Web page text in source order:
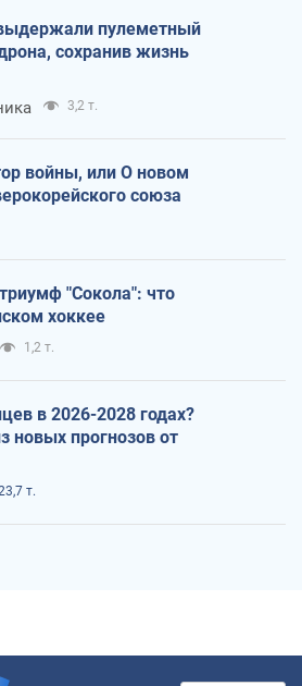
пулеметный
сохранив жизнь
3,2 т.
войны, или О новом
союза
"Сокола": что
хоккее
1,2 т.
в 2026-2028 годах?
новых прогнозов от
т.